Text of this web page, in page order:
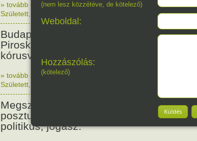
» tovább olvasom |Nincs hozzászólás, szólj hozzá!
Született
Budapesten megszületett Szalmás
Piroska zenetanárnő, zeneszerző,
kórusvezető.
» tovább olvasom|Nincs hozzászólás, szólj hozzá!
Született
Megszületett Bibó István,
posztumusz Széchenyi-díjas író,
politikus, jogász.
(nem lesz közzétéve, de kötelező)
Weboldal:
Hozzászólás:
(kötelező)
Küldés